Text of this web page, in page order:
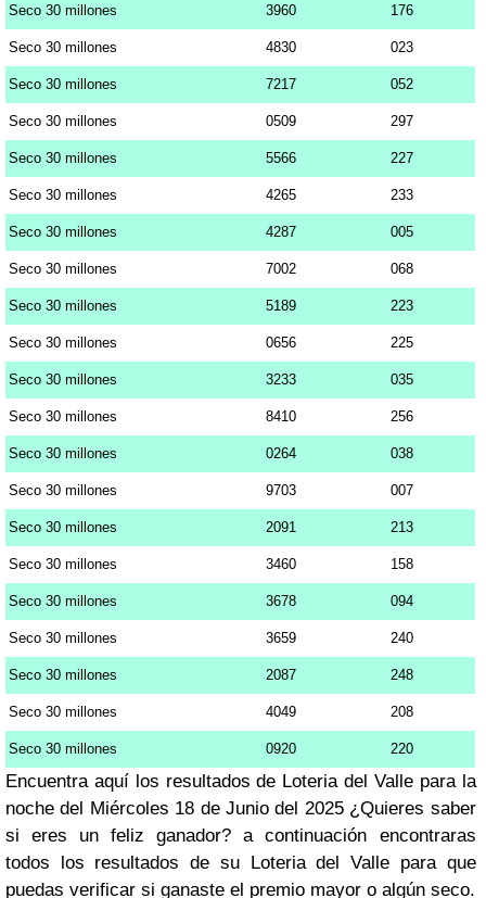
Seco 30 millones 3960 176
Seco 30 millones 4830 023
Seco 30 millones 7217 052
Seco 30 millones 0509 297
Seco 30 millones 5566 227
Seco 30 millones 4265 233
Seco 30 millones 4287 005
Seco 30 millones 7002 068
Seco 30 millones 5189 223
Seco 30 millones 0656 225
Seco 30 millones 3233 035
Seco 30 millones 8410 256
Seco 30 millones 0264 038
Seco 30 millones 9703 007
Seco 30 millones 2091 213
Seco 30 millones 3460 158
Seco 30 millones 3678 094
Seco 30 millones 3659 240
Seco 30 millones 2087 248
Seco 30 millones 4049 208
Seco 30 millones 0920 220
Encuentra aquí los resultados de Loteria del Valle para la
noche del Miércoles 18 de Junio del 2025 ¿Quieres saber
si eres un feliz ganador? a continuación encontraras
todos los resultados de su Loteria del Valle para que
puedas verificar si ganaste el premio mayor o algún seco.